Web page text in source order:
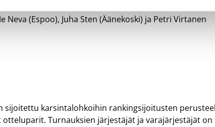
Neva (Espoo), Juha Sten (Äänekoski) ja Petri Virtanen
sijoitettu karsintalohkoihin rankingsijoitusten
Turnauksien järjestäjät ja varajärjestäjät on